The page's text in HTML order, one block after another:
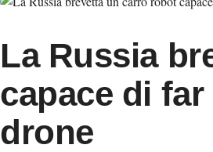
La Russia
capace di
drone